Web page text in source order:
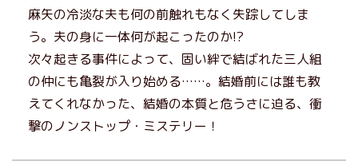
麻矢の冷淡な夫も何の前触れもなく失踪してしま
う。夫の身に一体何が起こったのか!?
次々起きる事件によって、固い絆で結ばれた三人組
の仲にも亀裂が入り始める……。結婚前には誰も教
えてくれなかった、結婚の本質と危うさに迫る、衝
撃のノンストップ・ミステリー！